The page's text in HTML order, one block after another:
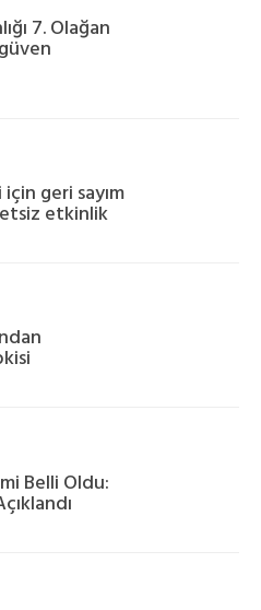
7. Olağan
geri sayım
etkinlik
Belli Oldu: